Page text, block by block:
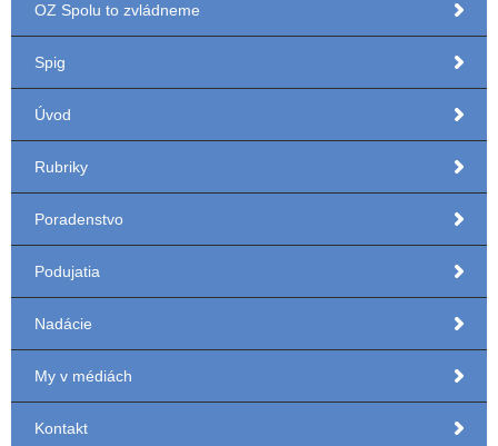
OZ Spolu to zvládneme
Spig
Úvod
Rubriky
Poradenstvo
Podujatia
Nadácie
My v médiách
Kontakt